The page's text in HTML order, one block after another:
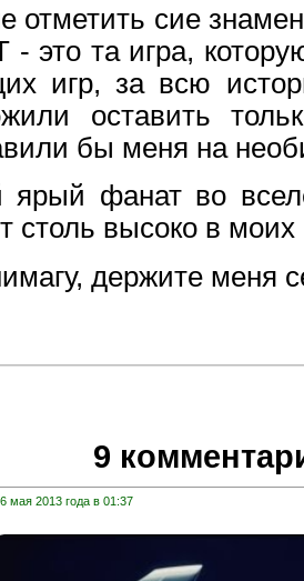
отметить сие
- это та игра,
игр, за всю
оставить
бы меня на
фанат во
столь высоко в
держите меня
9
мая 2013 года в 01:37